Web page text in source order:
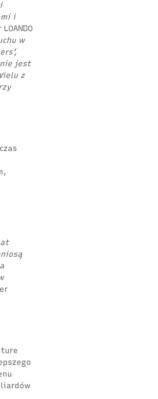
i
w
jest
z